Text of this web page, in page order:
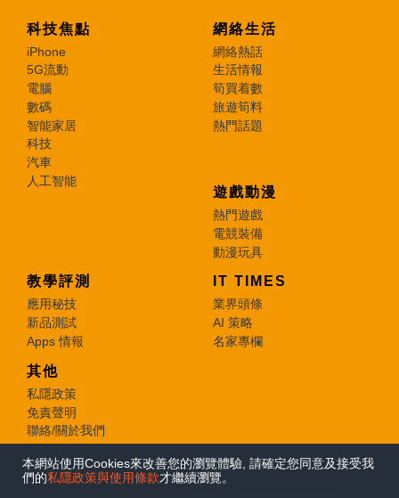
科技焦點
iPhone
5G流動
電腦
數碼
智能家居
科技
汽車
人工智能
網絡生活
網絡熱話
生活情報
筍買着數
旅遊筍料
熱門話題
遊戲動漫
熱門遊戲
電競裝備
動漫玩具
教學評測
應用秘技
新品測試
Apps 情報
IT TIMES
業界頭條
AI 策略
名家專欄
其他
私隱政策
免責聲明
聯絡/關於我們
© 2026 e-zone. All Rights Reserved.
本網站使用Cookies來改善您的瀏覽體驗, 請確定您同意及接受我
們的私隱政策與使用條款才繼續瀏覽。